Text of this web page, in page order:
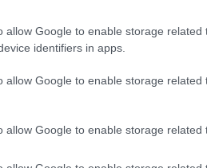
allow Google to enable storage related
identifiers in apps.
allow Google to enable storage
allow Google to enable storage related
i
Guida al cibo etnico:
Leggere etichette multilingue